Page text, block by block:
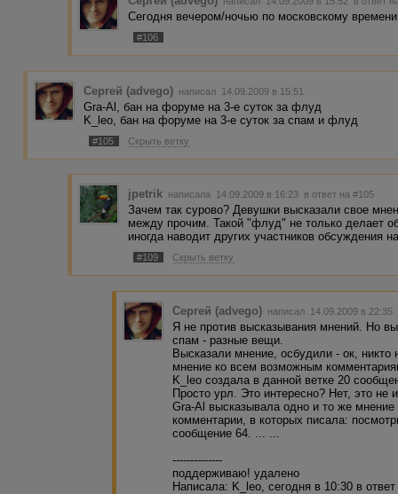
Сегодня вечером/ночью по московскому
#106
Сергей (advego) написал 14.09.2009 в 15:51
Gra-Al, бан на форуме на 3-е суток за флуд
K_leo, бан на форуме на 3-е суток за спам и флуд
#105 Скрыть ветку
jpetrik написала 14.09.2009 в 16:23 в ответ на #105
Зачем так сурово? Девушки высказали свое
между прочим. Такой "флуд" не только делает
иногда наводит других участников обсуждения
#109 Скрыть ветку
Сергей (advego) написал 14.09.2009 в 22:35
Я не против высказывания мнений. Но
спам - разные вещи.
Высказали мнение, осбудили - ок,
мнение ко всем возможным
K_leo создала в данной ветке 20
Просто урл. Это интересно? Нет, это не
Gra-Al высказывала одно и то же
комментарии, в которых писала:
сообщение 64. ... ...
--------------
поддерживаю! удалено
Написала: K_leo, cегодня в 10:30 в